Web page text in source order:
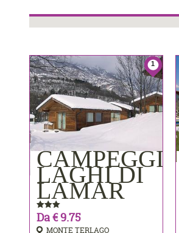
1
LAGHI DI
LAMAR
Da € 9.75
MONTE TERLAGO
PRENOTA